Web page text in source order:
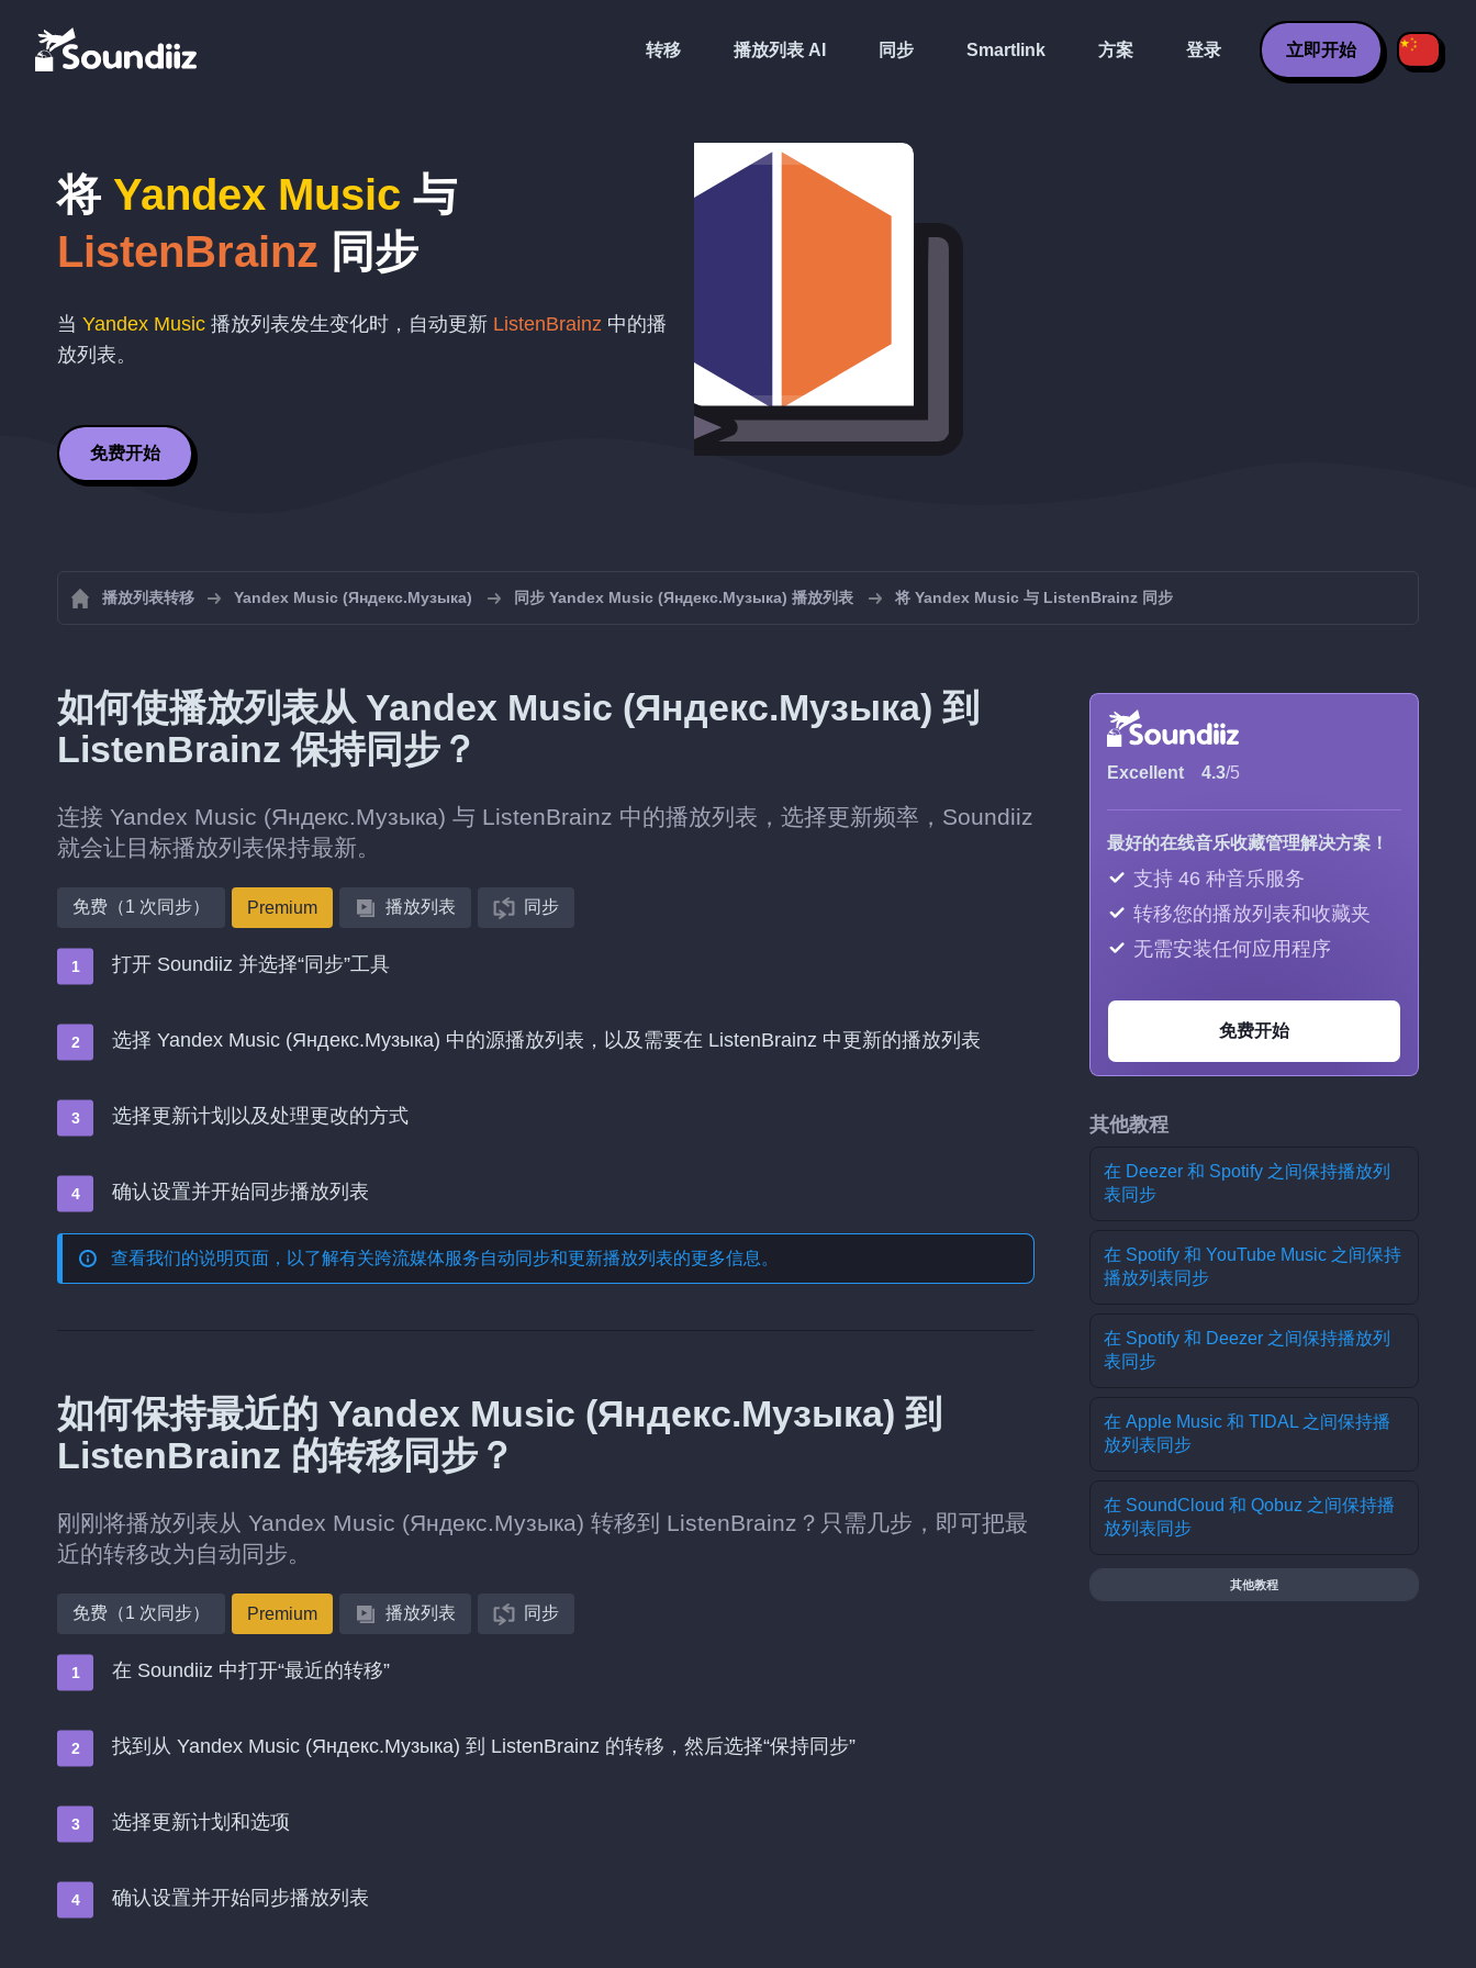
转移 播放列表 AI 同步 Smartlink 方案 登录 立即开始
将 Yandex Music 与
ListenBrainz 同步
当 Yandex Music 播放列表发生变化时，自动更新 ListenBrainz 中的播
放列表。
免费开始
播放列表转移 Yandex Music (Яндекс.Музыка) 同步 Yandex Music (Яндекс.Музыка) 播放列表 将 Yandex Music 与 ListenBrainz 同步
如何使播放列表从 Yandex Music (Яндекс.Музыка) 到
ListenBrainz 保持同步？
连接 Yandex Music (Яндекс.Музыка) 与 ListenBrainz 中的播放列表，选择更新频率，Soundiiz
就会让目标播放列表保持最新。
免费（1 次同步） Premium 播放列表 同步
打开 Soundiiz 并选择“同步”工具
选择 Yandex Music (Яндекс.Музыка) 中的源播放列表，以及需要在 ListenBrainz 中更新的播放列表
选择更新计划以及处理更改的方式
确认设置并开始同步播放列表
查看我们的说明页面，以了解有关跨流媒体服务自动同步和更新播放列表的更多信息。
如何保持最近的 Yandex Music (Яндекс.Музыка) 到
ListenBrainz 的转移同步？
刚刚将播放列表从 Yandex Music (Яндекс.Музыка) 转移到 ListenBrainz？只需几步，即可把最
近的转移改为自动同步。
免费（1 次同步） Premium 播放列表 同步
在 Soundiiz 中打开“最近的转移”
找到从 Yandex Music (Яндекс.Музыка) 到 ListenBrainz 的转移，然后选择“保持同步”
选择更新计划和选项
确认设置并开始同步播放列表
Excellent 4.3/5
最好的在线音乐收藏管理解决方案！
支持 46 种音乐服务
转移您的播放列表和收藏夹
无需安装任何应用程序
免费开始
其他教程
在 Deezer 和 Spotify 之间保持播放列
表同步
在 Spotify 和 YouTube Music 之间保持
播放列表同步
在 Spotify 和 Deezer 之间保持播放列
表同步
在 Apple Music 和 TIDAL 之间保持播
放列表同步
在 SoundCloud 和 Qobuz 之间保持播
放列表同步
其他教程